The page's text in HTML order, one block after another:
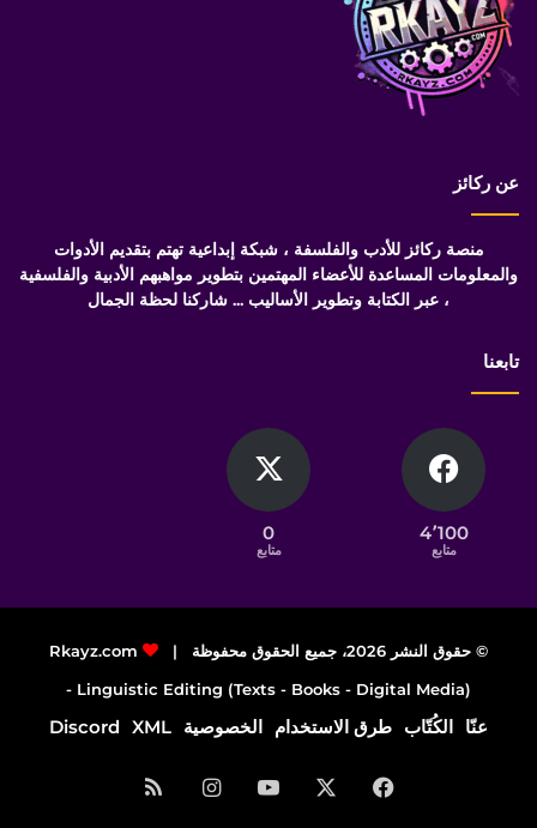
عن ركائز
منصة ركائز للأدب والفلسفة ، شبكة إبداعية تهتم بتقديم الأدوات
والمعلومات المساعدة للأعضاء المهتمين بتطوير مواهبهم الأدبية والفلسفية
، عبر الكتابة وتطوير الأساليب ... شاركنا لحظة الجمال
تابعنا
4٬100
متابع
0
متابع
© حقوق النشر 2026، جميع الحقوق محفوظة |
Rkayz.com
Linguistic Editing (Texts - Books - Digital Media) -
عنّا الكُتّاب طرق الاستخدام الخصوصية XML
Discord
فيسبوك ‫YouTubeانستقرامملخص